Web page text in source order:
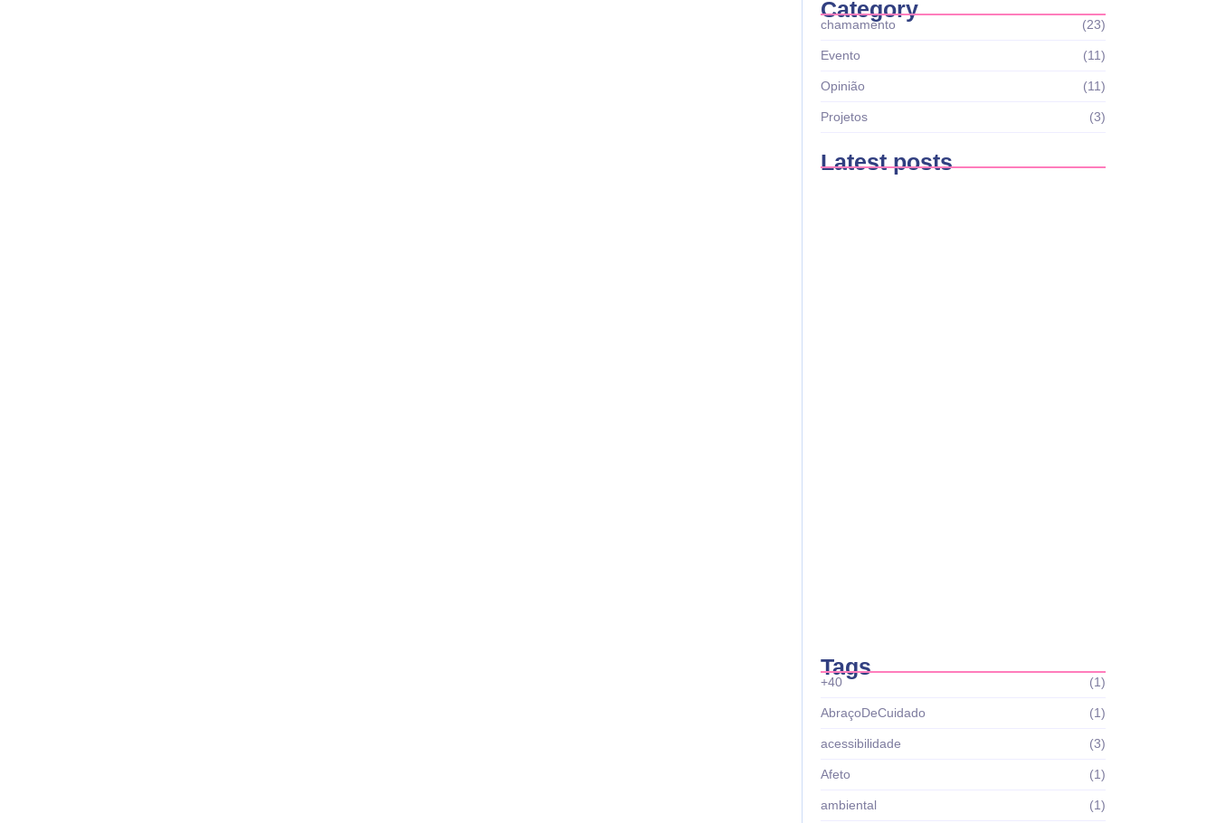
Category
chamamento (23)
Evento (11)
Opinião (11)
Projetos (3)
Latest posts
Tags
+40 (1)
AbraçoDeCuidado (1)
acessibilidade (3)
Afeto (1)
ambiental (1)